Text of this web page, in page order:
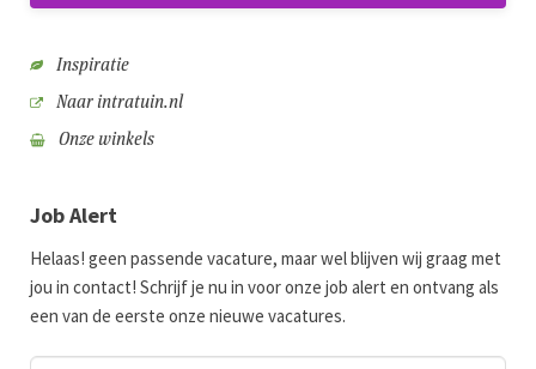
Inspiratie
Naar intratuin.nl
Onze winkels
Job Alert
Helaas! geen passende vacature, maar wel blijven wij graag met
jou in contact! Schrijf je nu in voor onze job alert en ontvang als
een van de eerste onze nieuwe vacatures.